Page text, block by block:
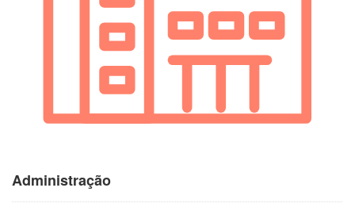
Administração